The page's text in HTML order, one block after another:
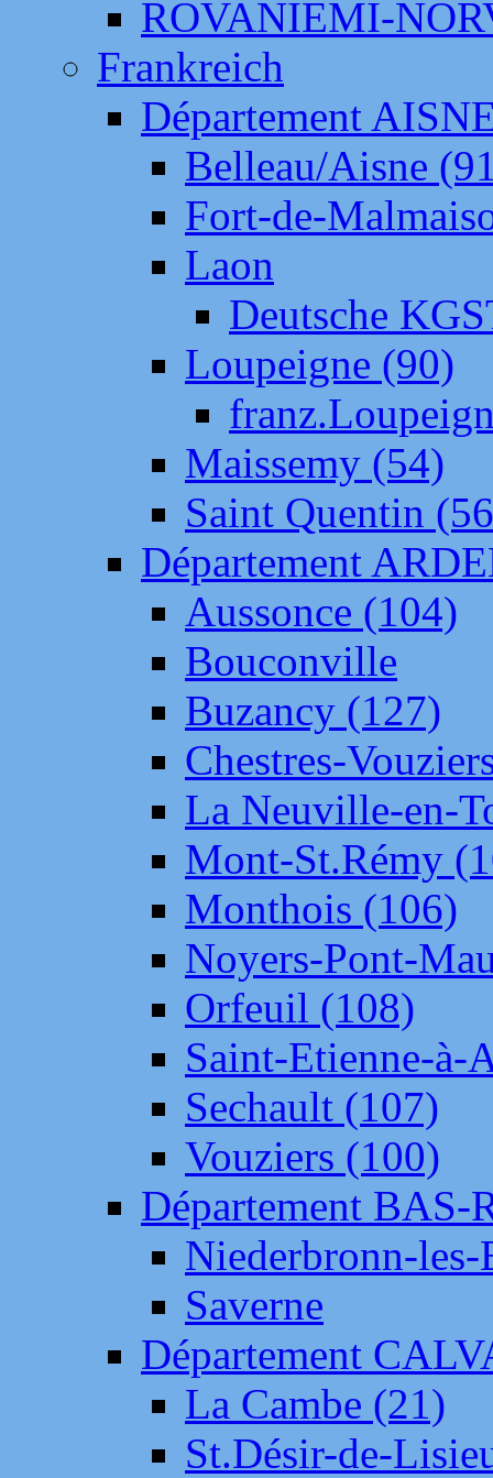
ROVANIEMI-
Frankreich
Département
Belleau/Aisne
Fort-de-
Laon
Deutsche
Loupeigne (90)
Maissemy (54)
Saint Quentin
Département
Aussonce (104)
Bouconville
Buzancy (127)
Chestres-
La Neuville-en-
Mont-St.Rémy
Monthois (106)
Noyers-Pont-
Orfeuil (108)
Saint-Etienne-à-
Sechault (107)
Vouziers (100)
Département BAS-
Niederbronn-
Saverne
Département
La Cambe (21)
St.Désir-de-